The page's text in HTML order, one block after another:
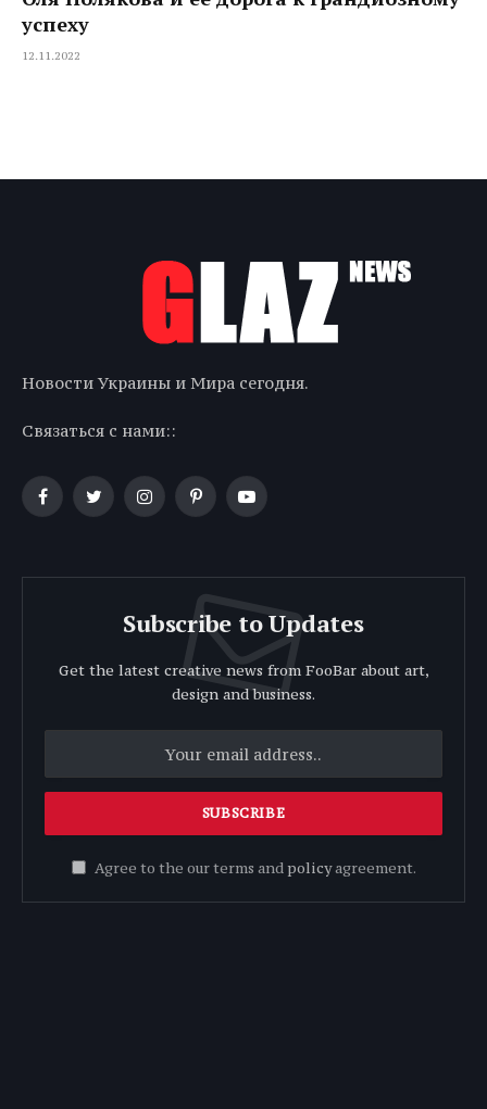
успеху
12.11.2022
Новости Украины и Мира сегодня.
Связаться с нами::
FacebookTwitterInstagramPinterestYouTube
Subscribe to Updates
Get the latest creative news from FooBar about art,
design and business.
Agree to the our terms andpolicyagreement.